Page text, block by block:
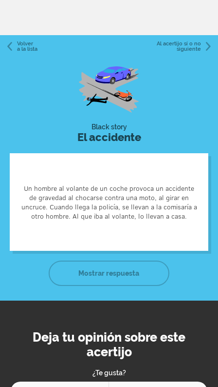
Volver
a la lista
Al acertijo sí o no
siguiente
Black story
El accidente
Un hombre al volante de un coche provoca un accidente
de gravedad al chocarse contra una moto, al girar en
uncruce. Cuando llega la policía, se llevan a la comisaría a
otro hombre. Al que iba al volante, lo llevan a casa.
profesor de autoescuela le indicó de forma errónea que
tomarauna calle en dirección prohibida. La policía encontró
responsable al profesor de autoescuela e intentó ayudar al
alumno,que era presa de un ataque de pánico.
Mostrar respuesta
Deja tu opinión sobre este
acertijo
¿Te gusta?